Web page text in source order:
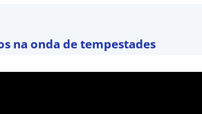
na onda de tempestades